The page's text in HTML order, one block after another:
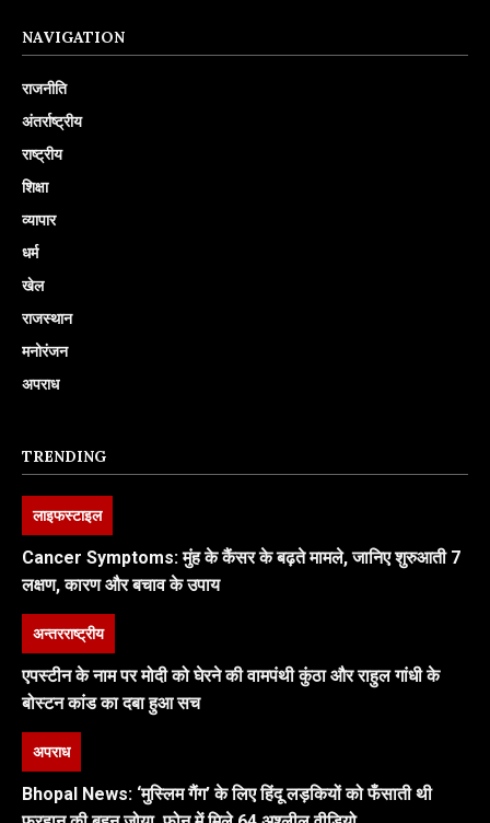
NAVIGATION
राजनीति
अंतर्राष्ट्रीय
राष्ट्रीय
शिक्षा
व्यापार
धर्म
खेल
राजस्थान
मनोरंजन
अपराध
TRENDING
लाइफस्टाइल
Cancer Symptoms: मुंह के कैंसर के बढ़ते मामले, जानिए शुरुआती 7
लक्षण, कारण और बचाव के उपाय
अन्तरराष्ट्रीय
एपस्टीन के नाम पर मोदी को घेरने की वामपंथी कुंठा और राहुल गांधी के
बोस्टन कांड का दबा हुआ सच
अपराध
Bhopal News: ‘मुस्लिम गैंग’ के लिए हिंदू लड़कियों को फँसाती थी